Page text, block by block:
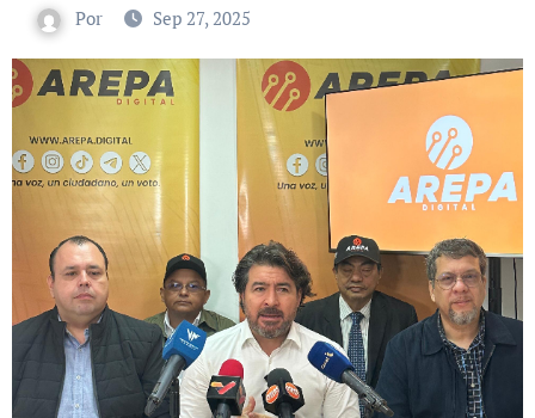
Por Sep 27, 2025